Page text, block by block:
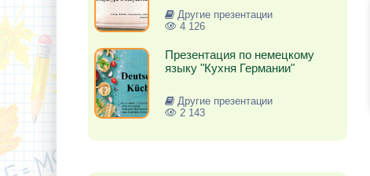
Другие презентации
4 126
Презентация по немецкому
языку "Кухня Германии"
Другие презентации
2 143